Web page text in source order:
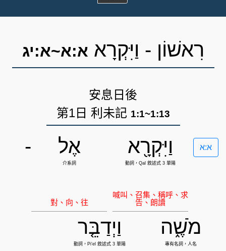
רִאשׁוֹן - וַיִּקְרָא א:א~א:יג
安息日後
第1日 利未記 1:1~1:13
א:א וַיִּקְרָ֖א אֶל -
מֹשֶׁ֑ה וַיְדַבֵּ֤ר